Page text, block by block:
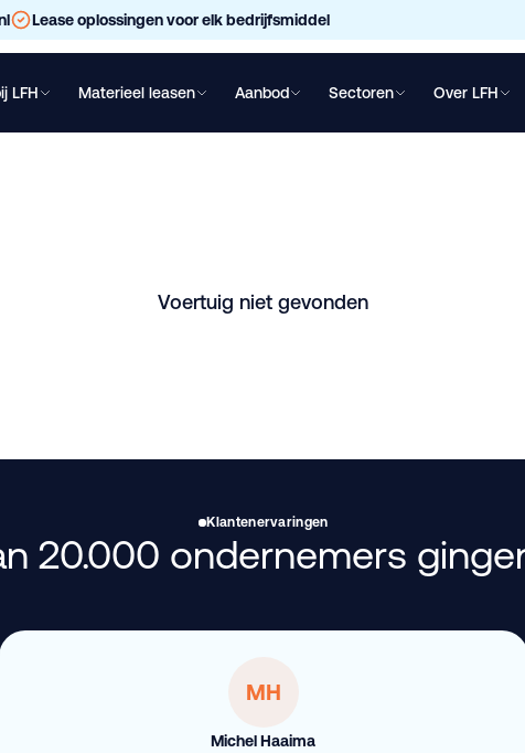
Lease oplossingen voor elk bedrijfsmiddel
LFH Materieel leasen Aanbod Sectoren Over LFH
Voertuig niet gevonden
Klantenervaringen
20.000 ondernemers
MH
Michel Haaima